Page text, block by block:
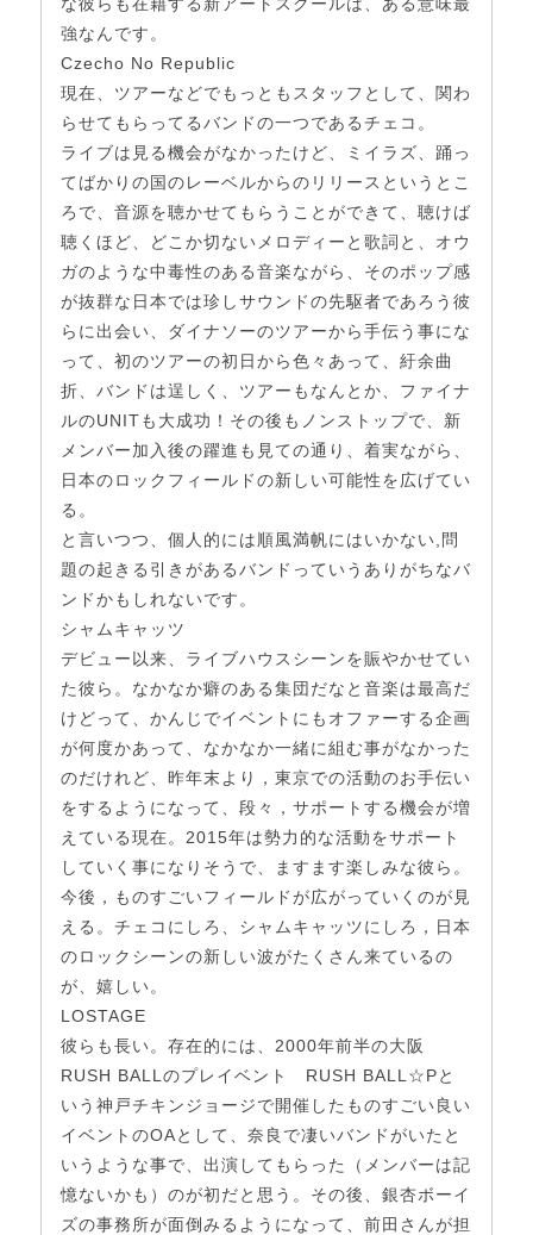
強なんです。
Czecho No Republic
現在、ツアーなどでもっともスタッフとして、関わ
らせてもらってるバンドの一つであるチェコ。
ライブは見る機会がなかったけど、ミイラズ、踊っ
てばかりの国のレーベルからのリリースというとこ
ろで、音源を聴かせてもらうことができて、聴けば
聴くほど、どこか切ないメロディーと歌詞と、オウ
ガのような中毒性のある音楽ながら、そのポップ感
が抜群な日本では珍しサウンドの先駆者であろう彼
らに出会い、ダイナソーのツアーから手伝う事にな
って、初のツアーの初日から色々あって、紆余曲
折、バンドは逞しく、ツアーもなんとか、ファイナ
ルのUNITも大成功！その後もノンストップで、新
メンバー加入後の躍進も見ての通り、着実ながら、
日本のロックフィールドの新しい可能性を広げてい
る。
と言いつつ、個人的には順風満帆にはいかない,問
題の起きる引きがあるバンドっていうありがちなバ
ンドかもしれないです。
シャムキャッツ
デビュー以来、ライブハウスシーンを賑やかせてい
た彼ら。なかなか癖のある集団だなと音楽は最高だ
けどって、かんじでイベントにもオファーする企画
が何度かあって、なかなか一緒に組む事がなかった
のだけれど、昨年末より，東京での活動のお手伝い
をするようになって、段々，サポートする機会が増
えている現在。2015年は勢力的な活動をサポート
していく事になりそうで、ますます楽しみな彼ら。
今後，ものすごいフィールドが広がっていくのが見
える。チェコにしろ、シャムキャッツにしろ，日本
のロックシーンの新しい波がたくさん来ているの
が、嬉しい。
LOSTAGE
彼らも長い。存在的には、2000年前半の大阪
RUSH BALLのプレイベント RUSH BALL☆Pと
いう神戸チキンジョージで開催したものすごい良い
イベントのOAとして、奈良で凄いバンドがいたと
いうような事で、出演してもらった（メンバーは記
憶ないかも）のが初だと思う。その後、銀杏ボーイ
ズの事務所が面倒みるようになって、前田さんが担